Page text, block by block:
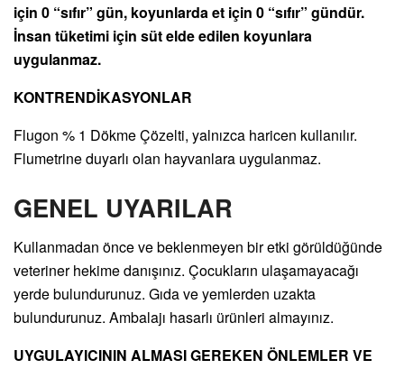
için 0 “sıfır” gün, koyunlarda et için 0 “sıfır” gündür.
İnsan tüketimi için süt elde edilen koyunlara
uygulanmaz.
KONTRENDİKASYONLAR
Flugon % 1 Dökme Çözelti, yalnızca haricen kullanılır.
Flumetrine duyarlı olan hayvanlara uygulanmaz.
GENEL UYARILAR
Kullanmadan önce ve beklenmeyen bir etki görüldüğünde
veteriner hekime danışınız. Çocukların ulaşamayacağı
yerde bulundurunuz. Gıda ve yemlerden uzakta
bulundurunuz. Ambalajı hasarlı ürünleri almayınız.
UYGULAYICININ ALMASI GEREKEN ÖNLEMLER VE